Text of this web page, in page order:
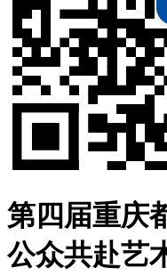
第四届重庆
公众共赴艺